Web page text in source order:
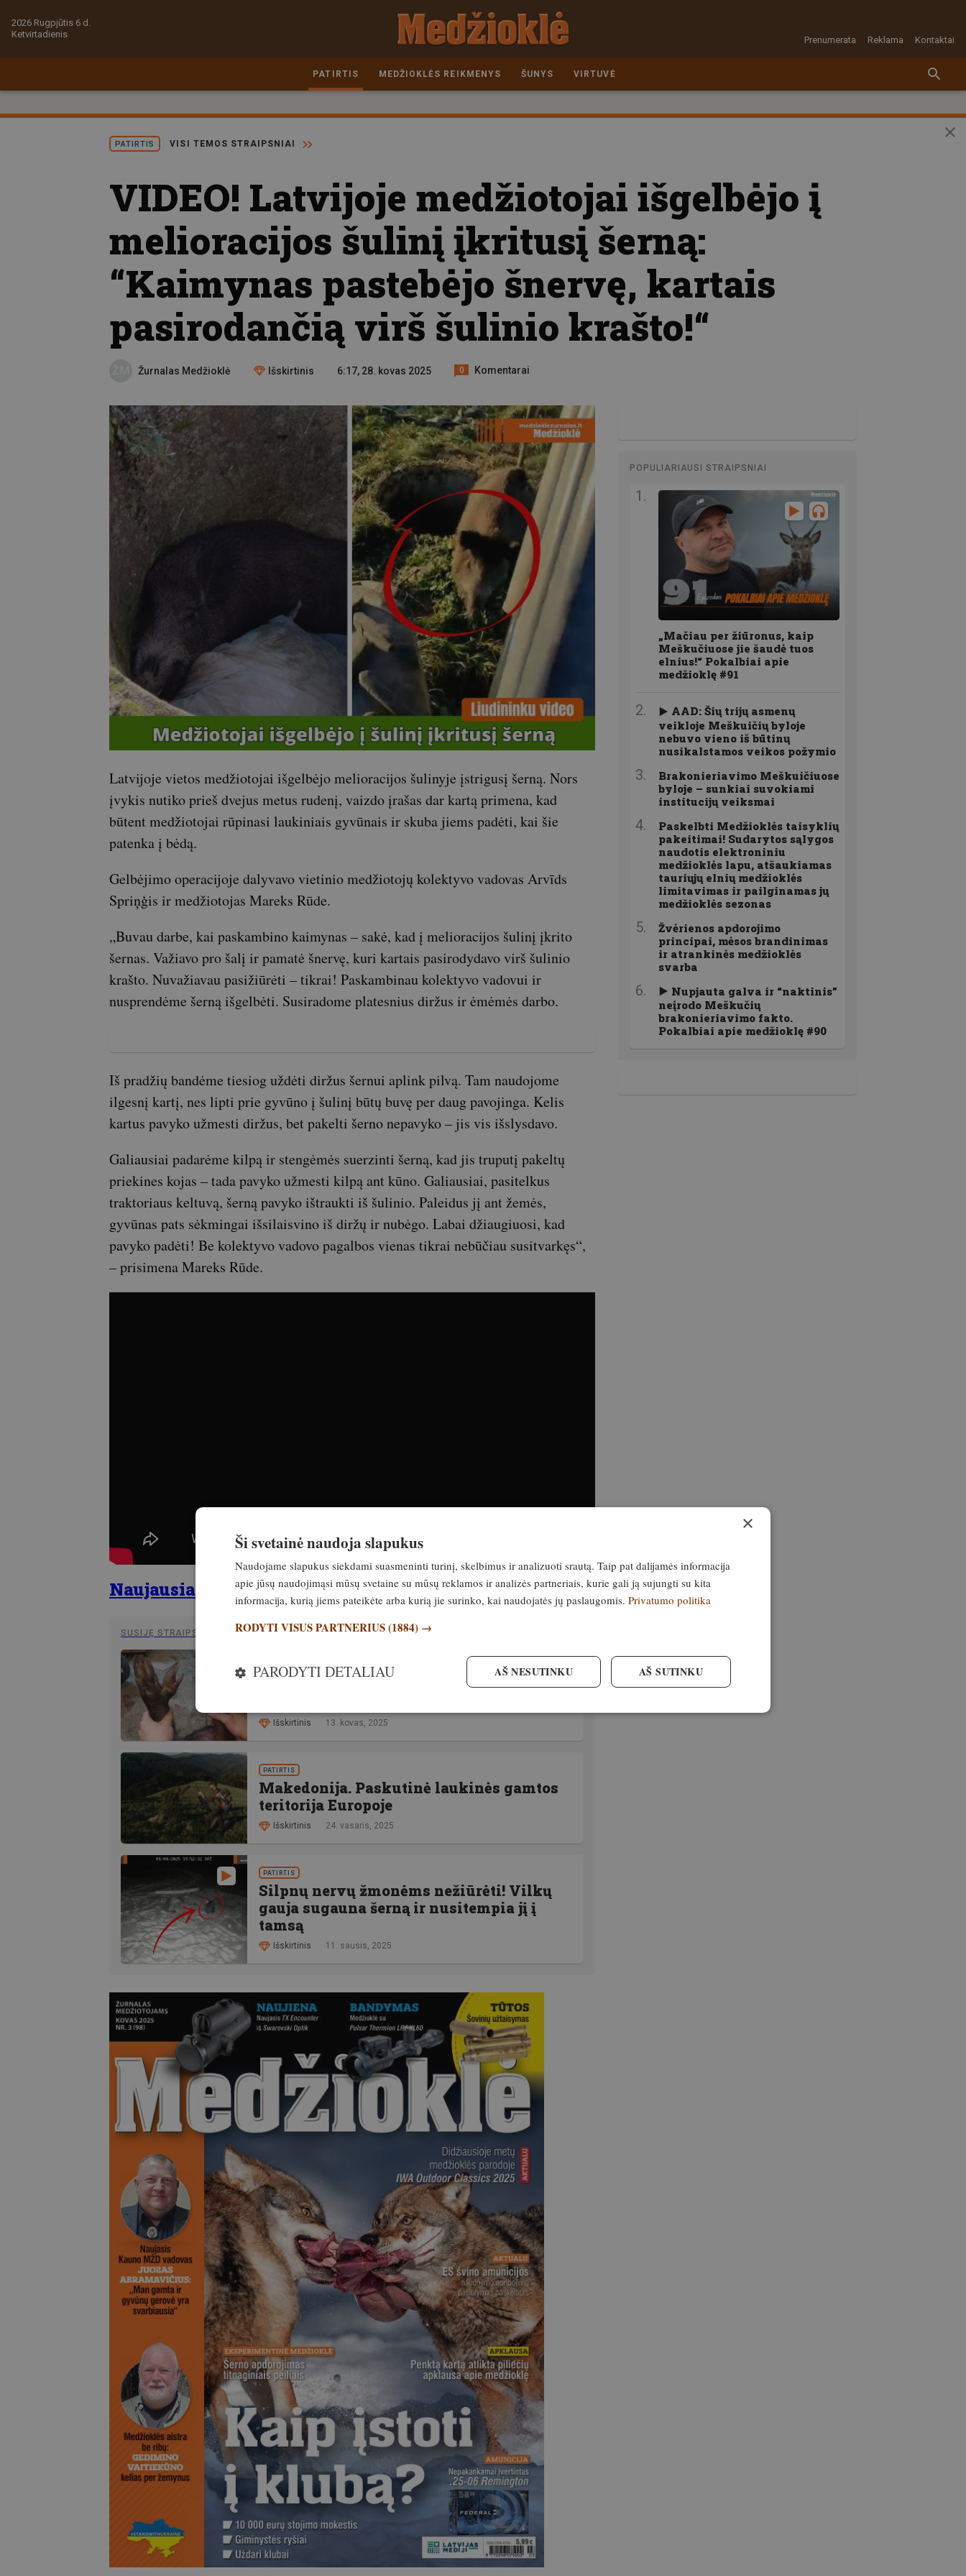
2026 Rugpjūtis 6 d.
Ketvirtadienis
Prenumerata Reklama Kontaktai
PATIRTIS MEDŽIOKLĖS REIKMENYS ŠUNYS VIRTUVĖ
PATIRTIS VISI TEMOS STRAIPSNIAI
VIDEO! Latvijoje medžiotojai išgelbėjo į
melioracijos šulinį įkritusį šerną:
“Kaimynas pastebėjo šnervę, kartais
pasirodančią virš šulinio krašto!“
Žurnalas Medžioklė Išskirtinis 6:17, 28. kovas 2025 0 Komentarai
Latvijoje vietos medžiotojai išgelbėjo melioracijos šulinyje įstrigusį šerną. Nors
įvykis nutiko prieš dvejus metus rudenį, vaizdo įrašas dar kartą primena, kad
būtent medžiotojai rūpinasi laukiniais gyvūnais ir skuba jiems padėti, kai šie
patenka į bėdą.
Gelbėjimo operacijoje dalyvavo vietinio medžiotojų kolektyvo vadovas Arvīds
Spriņģis ir medžiotojas Mareks Rūde.
„Buvau darbe, kai paskambino kaimynas – sakė, kad į melioracijos šulinį įkrito
šernas. Važiavo pro šalį ir pamatė šnervę, kuri kartais pasirodydavo virš šulinio
krašto. Nuvažiavau pasižiūrėti – tikrai! Paskambinau kolektyvo vadovui ir
nusprendėme šerną išgelbėti. Susiradome platesnius diržus ir ėmėmės darbo.
Iš pradžių bandėme tiesiog uždėti diržus šernui aplink pilvą. Tam naudojome
ilgesnį kartį, nes lipti prie gyvūno į šulinį būtų buvę per daug pavojinga. Kelis
kartus pavyko užmesti diržus, bet pakelti šerno nepavyko – jis vis išslysdavo.
Galiausiai padarėme kilpą ir stengėmės suerzinti šerną, kad jis truputį pakeltų
priekines kojas – tada pavyko užmesti kilpą ant kūno. Galiausiai, pasitelkus
traktoriaus keltuvą, šerną pavyko ištraukti iš šulinio. Paleidus jį ant žemės,
gyvūnas pats sėkmingai išsilaisvino iš diržų ir nubėgo. Labai džiaugiuosi, kad
pavyko padėti! Be kolektyvo vadovo pagalbos vienas tikrai nebūčiau susitvarkęs“,
– prisimena Mareks Rūde.
Naujausias žurnalo numeris jau čia!
SUSIJĘ STRAIPSNIAI
PATIRTIS
Šešiakojis šernas. Gamtos stebuklas ar
Išskirtinis 13. kovas, 2025
PATIRTIS
Makedonija. Paskutinė laukinės gamtos
teritorija Europoje
Išskirtinis 24. vasaris, 2025
PATIRTIS
Silpnų nervų žmonėms nežiūrėti! Vilkų
gauja sugauna šerną ir nusitempia jį į
tamsą
Išskirtinis 11. sausis, 2025
POPULIARIAUSI STRAIPSNIAI
„Mačiau per žiūronus, kaip
Meškučiuose jie šaudė tuos
elnius!“ Pokalbiai apie
medžioklę #91
AAD: Šių trijų asmenų
veikloje Meškuičių byloje
nebuvo vieno iš būtinų
nusikalstamos veikos požymio
Brakonieriavimo Meškuičiuose
byloje – sunkiai suvokiami
institucijų veiksmai
Paskelbti Medžioklės taisyklių
pakeitimai! Sudarytos sąlygos
naudotis elektroniniu
medžioklės lapu, atšaukiamas
tauriųjų elnių medžioklės
limitavimas ir pailginamas jų
medžioklės sezonas
Žvėrienos apdorojimo
principai, mėsos brandinimas
ir atrankinės medžioklės
svarba
Nupjauta galva ir “naktinis”
neįrodo Meškučių
brakonieriavimo fakto.
Pokalbiai apie medžioklę #90
×
Ši svetainė naudoja slapukus
Naudojame slapukus siekdami suasmeninti turinį, skelbimus ir analizuoti srautą. Taip pat dalijamės informacija
apie jūsų naudojimąsi mūsų svetaine su mūsų reklamos ir analizės partneriais, kurie gali ją sujungti su kita
informacija, kurią jiems pateikėte arba kurią jie surinko, kai naudojatės jų paslaugomis. Privatumo politika
RODYTI VISUS PARTNERIUS(1884) →
AŠ SUTINKU
AŠ NESUTINKU
PARODYTI DETALIAU